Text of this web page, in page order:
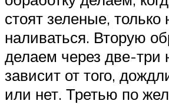
стоят зеленые, только
наливаться. Вторую
делаем через две-три
зависит от того,
или нет. Третью по